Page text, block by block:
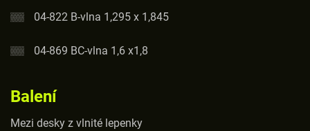
04-822 B-vlna 1,295 x 1,845
04-869 BC-vlna 1,6 x1,8
Balení
Mezi desky z vlnité lepenky